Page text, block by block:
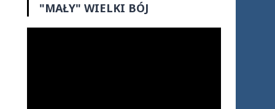
"MAŁY" WIELKI BÓJ